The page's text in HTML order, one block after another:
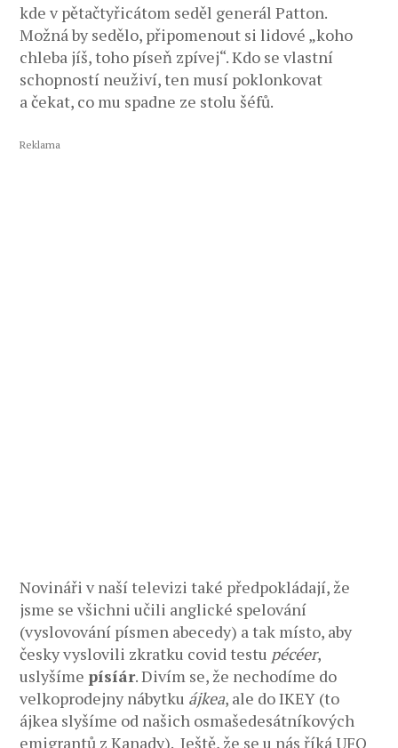
kde v pětačtyřicátom seděl generál Patton.
Možná by sedělo, připomenout si lidové „koho
chleba jíš, toho píseň zpívej“. Kdo se vlastní
schopností neuživí, ten musí poklonkovat
a čekat, co mu spadne ze stolu šéfů.
Reklama
Novináři v naší televizi také předpokládají, že
jsme se všichni učili anglické spelování
(vyslovování písmen abecedy) a tak místo, aby
česky vyslovili zkratku covid testu pécéer,
uslyšíme písíár. Divím se, že nechodíme do
velkoprodejny nábytku ájkea, ale do IKEY (to
ájkea slyšíme od našich osmašedesátníkových
emigrantů z Kanady). Ještě, že se u nás říká UFO